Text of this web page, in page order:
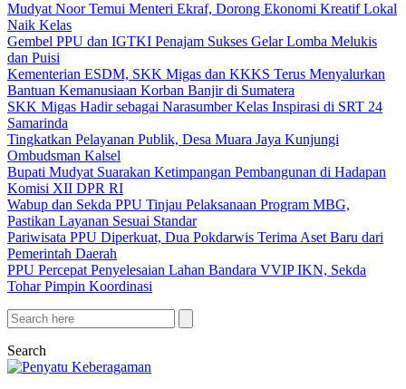
Mudyat Noor Temui Menteri Ekraf, Dorong Ekonomi Kreatif Lokal
Naik Kelas
Gembel PPU dan IGTKI Penajam Sukses Gelar Lomba Melukis
dan Puisi
Kementerian ESDM, SKK Migas dan KKKS Terus Menyalurkan
Bantuan Kemanusiaan Korban Banjir di Sumatera
SKK Migas Hadir sebagai Narasumber Kelas Inspirasi di SRT 24
Samarinda
Tingkatkan Pelayanan Publik, Desa Muara Jaya Kunjungi
Ombudsman Kalsel
Bupati Mudyat Suarakan Ketimpangan Pembangunan di Hadapan
Komisi XII DPR RI
Wabup dan Sekda PPU Tinjau Pelaksanaan Program MBG,
Pastikan Layanan Sesuai Standar
Pariwisata PPU Diperkuat, Dua Pokdarwis Terima Aset Baru dari
Pemerintah Daerah
PPU Percepat Penyelesaian Lahan Bandara VVIP IKN, Sekda
Tohar Pimpin Koordinasi
Search